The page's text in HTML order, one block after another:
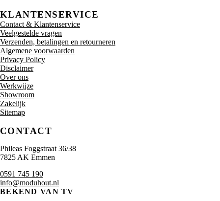
KLANTENSERVICE
Contact & Klantenservice
Veelgestelde vragen
Verzenden, betalingen en retourneren
Algemene voorwaarden
Privacy Policy
Disclaimer
Over ons
Werkwijze
Showroom
Zakelijk
Sitemap
CONTACT
Phileas Foggstraat 36/38
7825 AK Emmen
0591 745 190
info@moduhout.nl
BEKEND VAN TV